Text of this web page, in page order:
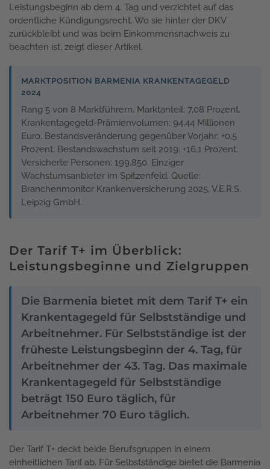
Leistungsbeginn ab dem 4. Tag und verzichtet auf das
ordentliche Kündigungsrecht. Wo sie hinter der DKV
zurückbleibt und was beim Einkommensnachweis zu
beachten ist, zeigt dieser Artikel.
MARKTPOSITION BARMENIA KRANKENTAGEGELD
2024
Rang 5 von 8 Marktführern. Marktanteil: 7,08 Prozent.
Krankentagegeld-Prämienvolumen: 94,44 Millionen
Euro. Bestandsveränderung gegenüber Vorjahr: +0,5
Prozent. Bestandswachstum seit 2019: +16,1 Prozent.
Versicherte Personen: 199.850. Einziger
Wachstumsanbieter im Spitzenfeld. Quelle:
Branchenmonitor Krankenversicherung 2025, V.E.R.S.
Leipzig GmbH.
Der Tarif T+ im Überblick:
Leistungsbeginne und Zielgruppen
Die Barmenia bietet mit dem Tarif T+ ein
Krankentagegeld für Selbstständige und
Arbeitnehmer. Für Selbstständige ist der
früheste Leistungsbeginn der 4. Tag, für
Arbeitnehmer der 43. Tag. Das maximale
Krankentagegeld für Selbstständige
beträgt 150 Euro täglich, für
Arbeitnehmer 70 Euro täglich.
Der Tarif T+ deckt beide Berufsgruppen in einem
einheitlichen Tarif ab. Für Selbstständige bietet die Barmenia